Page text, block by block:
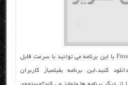
FrostWire – Torrent Downloader با این برنامه می توانید با سرعت قابل
کنید.این برنامه بفیلمیاز کاربران